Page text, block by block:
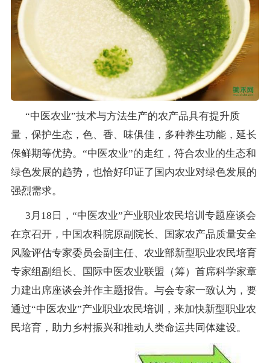
“中医农业”技术与方法生产的农产品具有提升质
量，保护生态，色、香、味俱佳，多种养生功能，延长
保鲜期等优势。“中医农业”的走红，符合农业的生态和
绿色发展的趋势，也恰好印证了国内农业对绿色发展的
强烈需求。
3月18日，“中医农业”产业职业农民培训专题座谈会
在京召开，中国农科院原副院长、国家农产品质量安全
风险评估专家委员会副主任、农业部新型职业农民培育
专家组副组长、国际中医农业联盟（筹）首席科学家章
力建出席座谈会并作主题报告。与会专家一致认为，要
通过“中医农业”产业职业农民培训，来加快新型职业农
民培育，助力乡村振兴和推动人类命运共同体建设。